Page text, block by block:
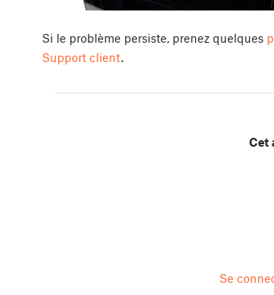
Si le problème persiste, prenez quelques
Support client.
Cet
Se